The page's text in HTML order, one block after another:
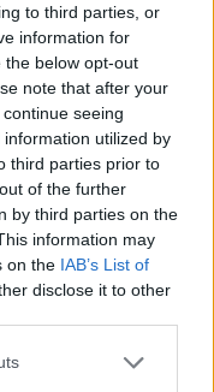
to third parties, or
information for
the below opt-out
note that after your
seeing
utilized by
third parties prior to
of the further
by third parties on the
information may
on the IAB’s List of
disclose it to other
τις οχλήσεις
Θα λάβουν μέτρα
υποχρεωτική
μέσω
Βιοτεχνικό
-
Αθηνών
Τραπεζών:
και